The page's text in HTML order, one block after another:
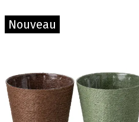
Nouveau